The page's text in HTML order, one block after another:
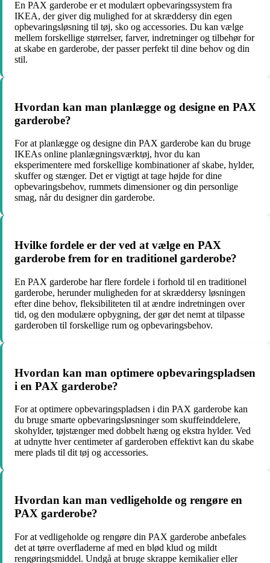
En PAX garderobe er et modulært opbevaringssystem fra
IKEA, der giver dig mulighed for at skræddersy din egen
opbevaringsløsning til tøj, sko og accessories. Du kan vælge
mellem forskellige størrelser, farver, indretninger og tilbehør for
at skabe en garderobe, der passer perfekt til dine behov og din
stil.
Hvordan kan man planlægge og designe en PAX
garderobe?
For at planlægge og designe din PAX garderobe kan du bruge
IKEAs online planlægningsværktøj, hvor du kan
eksperimentere med forskellige kombinationer af skabe, hylder,
skuffer og stænger. Det er vigtigt at tage højde for dine
opbevaringsbehov, rummets dimensioner og din personlige
smag, når du designer din garderobe.
Hvilke fordele er der ved at vælge en PAX
garderobe frem for en traditionel garderobe?
En PAX garderobe har flere fordele i forhold til en traditionel
garderobe, herunder muligheden for at skræddersy løsningen
efter dine behov, fleksibiliteten til at ændre indretningen over
tid, og den modulære opbygning, der gør det nemt at tilpasse
garderoben til forskellige rum og opbevaringsbehov.
Hvordan kan man optimere opbevaringspladsen
i en PAX garderobe?
For at optimere opbevaringspladsen i din PAX garderobe kan
du bruge smarte opbevaringsløsninger som skuffeinddelere,
skohylder, tøjstænger med dobbelt hæng og ekstra hylder. Ved
at udnytte hver centimeter af garderoben effektivt kan du skabe
mere plads til dit tøj og accessories.
Hvordan kan man vedligeholde og rengøre en
PAX garderobe?
For at vedligeholde og rengøre din PAX garderobe anbefales
det at tørre overfladerne af med en blød klud og mildt
rengøringsmiddel. Undgå at bruge skrappe kemikalier eller